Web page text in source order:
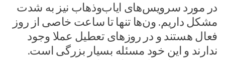
در مورد سرویس‌های ایاب‌وذهاب نیز به شدت
مشکل داریم. ون‌ها تنها تا ساعت خاصی از روز
فعال هستند و در روزهای تعطیل عملا وجود
ندارند و این خود مسئله بسیار بزرگی است.